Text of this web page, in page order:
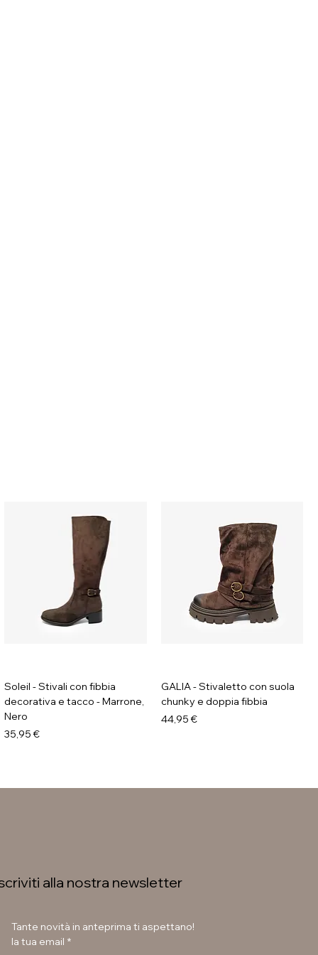
Soleil - Stivali con fibbia
decorativa e tacco - Marrone,
Nero
Prezzo
35,95 €
GALIA - Stivaletto con suola
chunky e doppia fibbia
Prezzo
44,95 €
alla nostra newsletter
Tante novità in anteprima ti aspettano!
la tua email *